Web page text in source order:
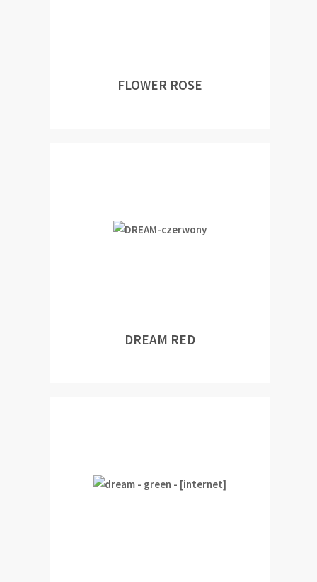
FLOWER ROSE
DREAM RED